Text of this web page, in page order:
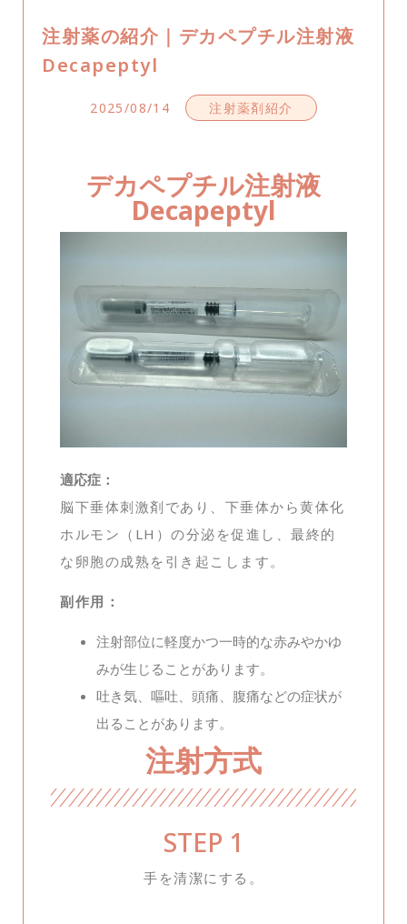
注射薬の紹介｜デカペプチル注射液
Decapeptyl
2025/08/14 注射薬剤紹介
デカペプチル注射液
Decapeptyl
適応症：
脳下垂体刺激剤であり、下垂体から黄体化
ホルモン（LH）の分泌を促進し、最終的
な卵胞の成熟を引き起こします。
副作用：
注射部位に軽度かつ一時的な赤みやかゆ
みが生じることがあります。
吐き気、嘔吐、頭痛、腹痛などの症状が
出ることがあります。
注射方式
STEP 1
手を清潔にする。